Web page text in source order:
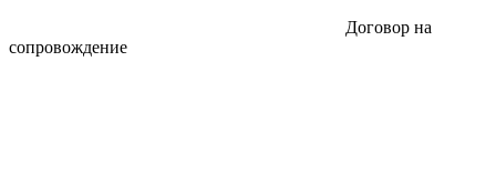
Договор на
сопровождение